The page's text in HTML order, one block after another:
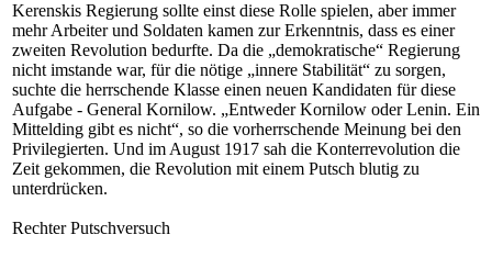
Kerenskis Regierung sollte einst diese Rolle spielen, aber immer
mehr Arbeiter und Soldaten kamen zur Erkenntnis, dass es einer
zweiten Revolution bedurfte. Da die „demokratische“ Regierung
nicht imstande war, für die nötige „innere Stabilität“ zu sorgen,
suchte die herrschende Klasse einen neuen Kandidaten für diese
Aufgabe - General Kornilow. „Entweder Kornilow oder Lenin. Ein
Mittelding gibt es nicht“, so die vorherrschende Meinung bei den
Privilegierten. Und im August 1917 sah die Konterrevolution die
Zeit gekommen, die Revolution mit einem Putsch blutig zu
unterdrücken.
Rechter Putschversuch